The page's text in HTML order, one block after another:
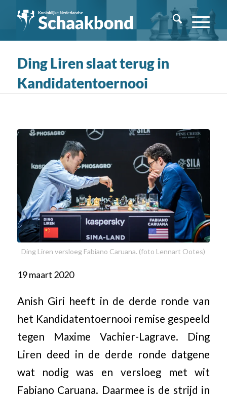
Ding Liren slaat terug in
Kandidatentoernooi
Ding Liren versloeg Fabiano Caruana. (foto Lennart Ootes)
19 maart 2020
Anish Giri heeft in de derde ronde van
het Kandidatentoernooi remise gespeeld
tegen Maxime Vachier-Lagrave. Ding
Liren deed in de derde ronde datgene
wat nodig was en versloeg met wit
Fabiano Caruana. Daarmee is de strijd in